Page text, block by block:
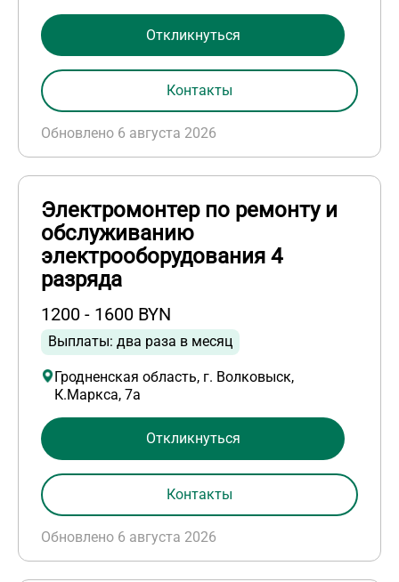
Обновлено 6 августа 2026
Откликнуться
Контакты
Электромонтер по ремонту и
обслуживанию
электрооборудования 4
разряда
1200 - 1600 BYN
Выплаты: два раза в месяц
Гродненская область, г. Волковыск,
К.Маркса, 7а
Обновлено 6 августа 2026
Откликнуться
Контакты